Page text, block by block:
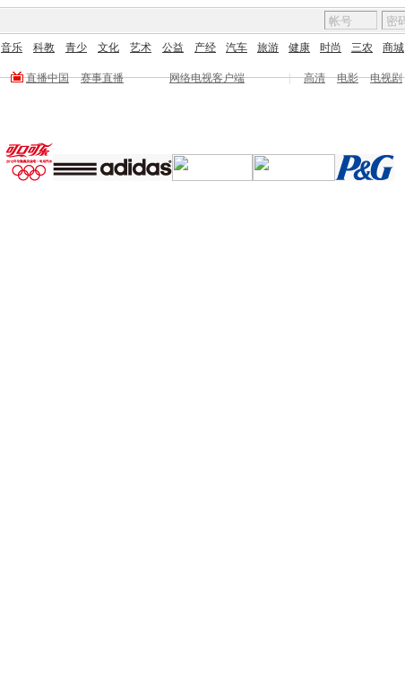
音乐 科教 青少 文化 艺术 公益 产经 汽车 旅游 健康 时尚 三农 商城
直播中国 赛事直播 网络电视客户端 | 高清 电影 电视剧